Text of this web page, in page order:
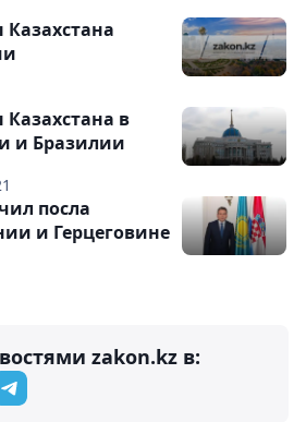
в
и Бразилии
посла
и Герцеговине
zakon.kz в: